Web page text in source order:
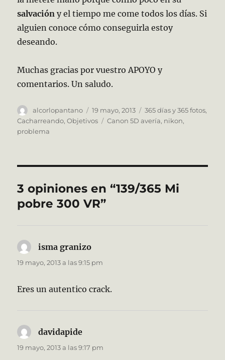
salvación y el tiempo me come todos los días. Si
alguien conoce cómo conseguirla estoy
deseando.
Muchas gracias por vuestro APOYO y
comentarios. Un saludo.
Autor
alcorlopantano
Publicado
el
19 mayo, 2013 Categorías
365 días y 365 fotos,
Cacharreando,Objetivos Etiquetas
Canon 5D avería, nikon,
problema
3 opiniones en “139/365 Mi
pobre 300 VR”
isma granizo
19 mayo, 2013 a las 9:15 pm
Eres un autentico crack.
davidapide
19 mayo, 2013 a las 9:17 pm